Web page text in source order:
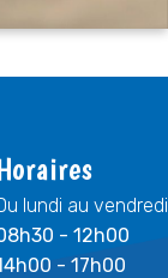
lundi au vendredi
- 12h00
- 17h00